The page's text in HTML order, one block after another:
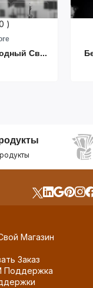
)
Св...
Магазин
Заказ
Поддержка